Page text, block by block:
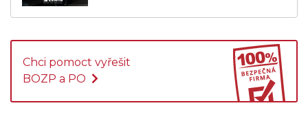
Chci pomoct vyřešit
BOZP a PO